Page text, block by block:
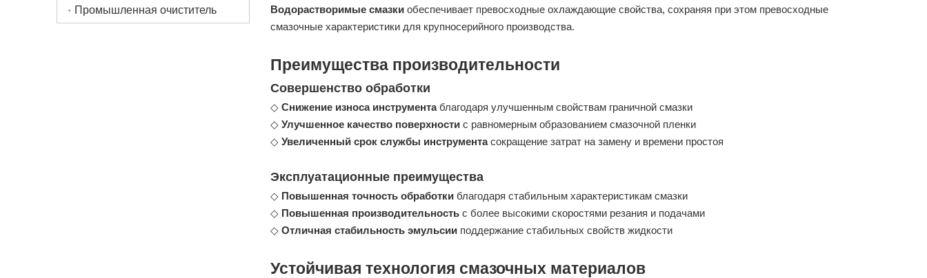
Промышленная очиститель Водорастворимые смазки обеспечивает превосходные охлаждающие свойства, сохраняя при этом превосходные
смазочные характеристики для крупносерийного производства.
Преимущества производительности
Совершенство обработки
◇ Снижение износа инструментаблагодаря улучшенным свойствам граничной смазки
◇ Улучшенное качество поверхности с равномерным образованием смазочной пленки
◇ Увеличенный срок службы инструментасокращение затрат на замену и времени простоя
Эксплуатационные преимущества
◇ Повышенная точность обработки благодаря стабильным характеристикам смазки
◇ Повышенная производительность с более высокими скоростями резания и подачами
◇ Отличная стабильность эмульсии поддержание стабильных свойств жидкости
Устойчивая технология смазочных материалов